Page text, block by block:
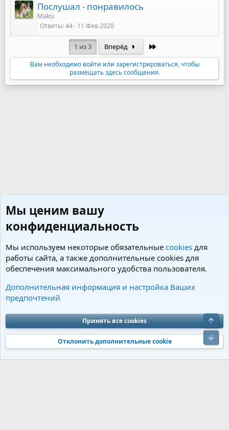
Послушал - понравилось
Maksi
Ответы 44 11 Фев 2020
1 из 3 Вперёд
Вам необходимо войти или зарегистрироваться, чтобы
размещать здесь сообщения.
Всякое разное
Cookies Charm by DCom
Обратная связь
Условия и правила
Политика конфиденциальности
Помощь
S
S
Community platform by XenForo® © 2010-2026 XenForo Ltd. Перевод от
Jumuro®|Media embeds via s9e/MediaSites
Мы ценим вашу
конфиденциальность
Мы используем некоторые обязательные cookies для
работы сайта, а также дополнительные cookies для
обеспечения максимального удобства пользователя.
Дополнительная информация и настройка Ваших
предпочтений
Принять все cookies
Отклонить дополнительные cookie
Верх
Низ